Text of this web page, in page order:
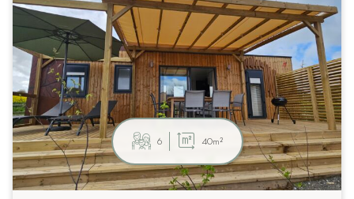
6 40m²